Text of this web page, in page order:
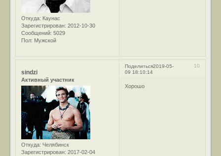
Откуда: Каунас
Зарегистрирован: 2012-10-30
Сообщений: 5029
Пол: Мужской
Поделиться 10
2019-05-
09 18:10:14
sindzi
Активный участник
Откуда: Челябинск
Зарегистрирован: 2017-02-04
Хорошо